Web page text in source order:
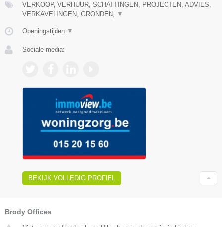
VERKOOP, VERHUUR, SCHATTINGEN, PROJECTEN, ADVIES,
VERKAVELINGEN, GRONDEN,
▼
Openingstijden ▼
Sociale media:
BEKIJK VOLLEDIG PROFIEL
Brody Offices